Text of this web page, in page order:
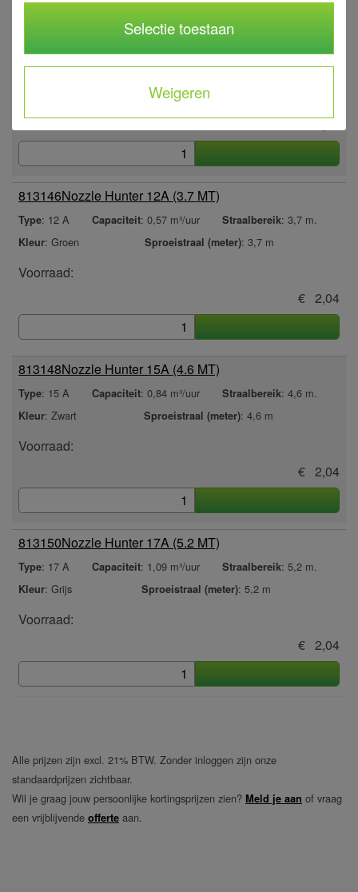
Nozzle Hunter 10A (3.0 MT)
Kleur: Rood Sproeistraal (meter): 3 m
€ 2,04
813146Nozzle Hunter 12A (3.7 MT)
Voorraad:
Type: 12 A Capaciteit: 0,57 m³/uur Straalbereik: 3,7 m.
Kleur: Groen Sproeistraal (meter): 3,7 m
€ 2,04
813148Nozzle Hunter 15A (4.6 MT)
Voorraad:
Type: 15 A Capaciteit: 0,84 m³/uur Straalbereik: 4,6 m.
Kleur: Zwart Sproeistraal (meter): 4,6 m
€ 2,04
813150Nozzle Hunter 17A (5.2 MT)
Voorraad:
Type: 17 A Capaciteit: 1,09 m³/uur Straalbereik: 5,2 m.
Kleur: Grijs Sproeistraal (meter): 5,2 m
€ 2,04
Alle prijzen zijn excl. 21% BTW. Zonder inloggen zijn onze
standaardprijzen zichtbaar.
Wil je graag jouw persoonlijke kortingsprijzen zien? Meld je aan of vraag
een vrijblijvende offerte aan.
Weigeren
Selectie toestaan